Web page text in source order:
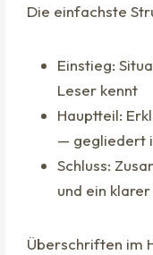
Die einfachste
Einstieg:
Leser kennt
Hauptteil:
— gegliedert
Schluss:
und ein
Überschriften im